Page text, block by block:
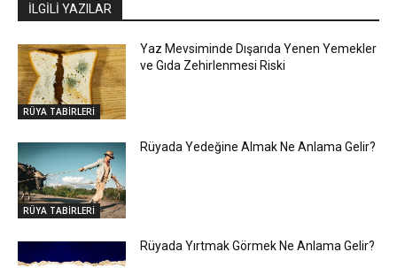
İLGİLİ YAZILAR
RÜYA TABİRLERİ
Yaz Mevsiminde Dışarıda Yenen Yemekler
ve Gıda Zehirlenmesi Riski
RÜYA TABİRLERİ
Rüyada Yedeğine Almak Ne Anlama Gelir?
Rüyada Yırtmak Görmek Ne Anlama Gelir?